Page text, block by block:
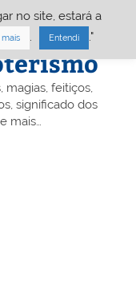
magias, feitiços,
significado dos
mais…
no site, estará a
Entendi ."